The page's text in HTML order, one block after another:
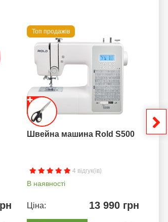
Топ продажів
Швейна машина Rold S500
4 відгук(ів)
В наявності
Ціна: 13 990 грн